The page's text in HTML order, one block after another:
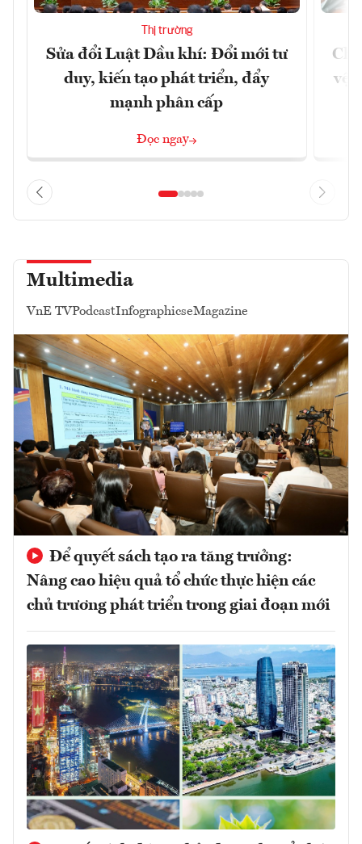
Thị trường
Sửa đổi Luật Dầu khí: Đổi mới tư
duy, kiến tạo phát triển, đẩy
mạnh phân cấp
Đọc ngay
vệ
Multimedia
VnE TVPodcastInfographicseMagazine
Để quyết sách tạo ra tăng trưởng:
Nâng cao hiệu quả tổ chức thực hiện các
chủ trương phát triển trong giai đoạn mới